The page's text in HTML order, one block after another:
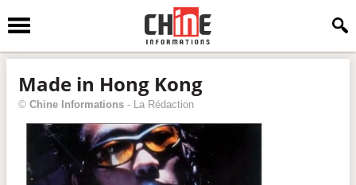
Made in Hong Kong
© Chine Informations - La Rédaction